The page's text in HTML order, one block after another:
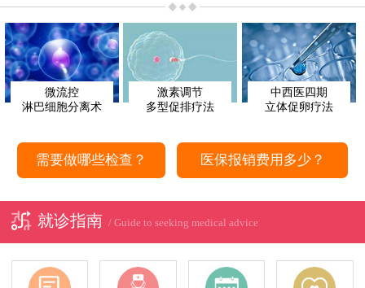
微流控
淋巴细胞分离术
激素调节
多型促排疗法
中西医四期
立体促卵疗法
需要做哪些检查？ 医保报销费用多少？
就诊指南 / Guide to seeking medical advice